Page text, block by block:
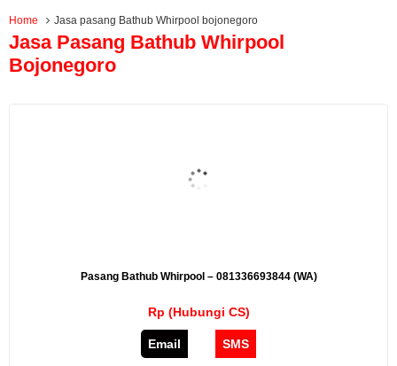
Home Jasa pasang Bathub Whirpool bojonegoro
Jasa Pasang Bathub Whirpool
Bojonegoro
Pasang Bathub Whirpool – 081336693844 (WA)
Rp (Hubungi CS)
Email SMS